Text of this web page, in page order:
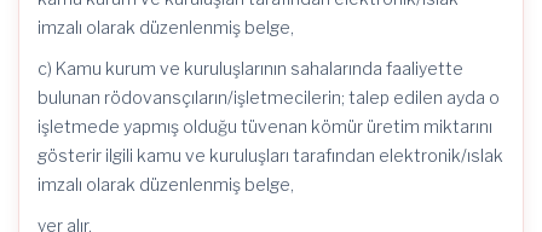
imzalı olarak düzenlenmiş belge,
c) Kamu kurum ve kuruluşlarının sahalarında faaliyette
bulunan rödovansçıların/işletmecilerin; talep edilen ayda o
işletmede yapmış olduğu tüvenan kömür üretim miktarını
gösterir ilgili kamu ve kuruluşları tarafından elektronik/ıslak
imzalı olarak düzenlenmiş belge,
yer alır.